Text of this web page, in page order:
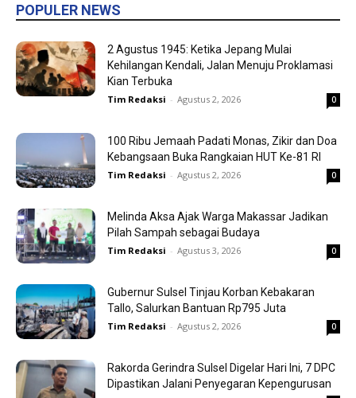
POPULER NEWS
2 Agustus 1945: Ketika Jepang Mulai
Kehilangan Kendali, Jalan Menuju Proklamasi
Kian Terbuka
Tim Redaksi - Agustus 2, 2026 0
100 Ribu Jemaah Padati Monas, Zikir dan Doa
Kebangsaan Buka Rangkaian HUT Ke-81 RI
Tim Redaksi - Agustus 2, 2026 0
Melinda Aksa Ajak Warga Makassar Jadikan
Pilah Sampah sebagai Budaya
Tim Redaksi - Agustus 3, 2026 0
Gubernur Sulsel Tinjau Korban Kebakaran
Tallo, Salurkan Bantuan Rp795 Juta
Tim Redaksi - Agustus 2, 2026 0
Rakorda Gerindra Sulsel Digelar Hari Ini, 7 DPC
Dipastikan Jalani Penyegaran Kepengurusan